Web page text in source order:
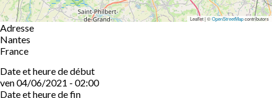
Leaflet | ©OpenStreetMapcontributors
Adresse
Nantes
France
Date et heure de début
ven 04/06/2021 - 02:00
Date et heure de fin